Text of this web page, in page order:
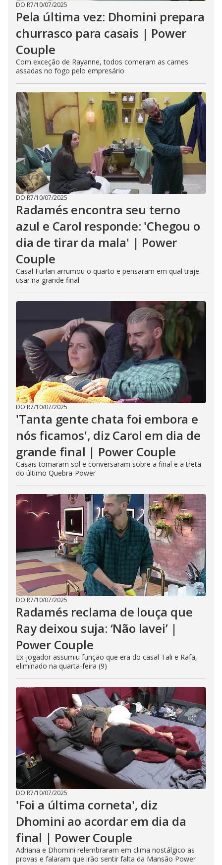
DO R7/10/07/2025
Pela última vez: Dhomini prepara
churrasco para casais | Power
Couple
Com exceção de Rayanne, todos comeram as carnes
assadas no fogo pelo empresário
DO R7/10/07/2025
Radamés encontra seu terno
azul e Carol responde: 'Chegou o
dia de tirar da mala' | Power
Couple
Casal Furlan arrumou o quarto e pensaram em qual traje
usar na grande final
DO R7/10/07/2025
'Tanta gente chata foi embora e
nós ficamos', diz Carol em dia de
grande final | Power Couple
Casais tomaram sol e conversaram sobre a final e a treta
do último Quebra-Power
DO R7/10/07/2025
Radamés reclama de louça que
Ray deixou suja: ‘Não lavei’ |
Power Couple
Ex-jogador assumiu função que era do casal Tali e Rafa,
eliminado na quarta-feira (9)
DO R7/10/07/2025
'Foi a última corneta', diz
Dhomini ao acordar em dia da
final | Power Couple
Adriana e Dhomini relembraram em clima nostálgico as
provas e falaram que irão sentir falta da Mansão Power